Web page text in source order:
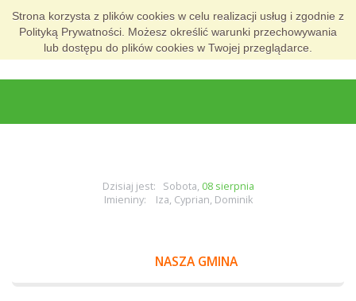
Strona korzysta z plików cookies w celu realizacji usług i zgodnie z
Polityką Prywatności. Możesz określić warunki przechowywania
lub dostępu do plików cookies w Twojej przeglądarce.
Dzisiaj jest: Sobota, 08 sierpnia
Imieniny: Iza, Cyprian, Dominik
NASZA GMINA